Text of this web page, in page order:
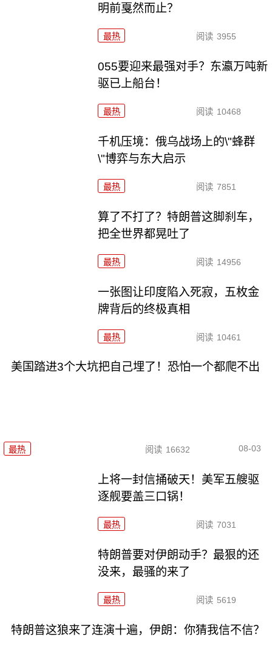
明前戛然而止？
最热 阅读 3955
055要迎来最强对手？东瀛万吨新
驱已上船台！
最热 阅读 10468
千机压境：俄乌战场上的\"蜂群
\"博弈与东大启示
最热 阅读 7851
算了不打了？特朗普这脚刹车，
把全世界都晃吐了
最热 阅读 14956
一张图让印度陷入死寂，五枚金
牌背后的终极真相
最热 阅读 10461
美国踏进3个大坑把自己埋了！恐怕一个都爬不出
最热 阅读 16632 08-03
上将一封信捅破天！美军五艘驱
逐舰要盖三口锅！
最热 阅读 7031
特朗普要对伊朗动手？最狠的还
没来，最骚的来了
最热 阅读 5619
特朗普这狼来了连演十遍，伊朗：你猜我信不信？